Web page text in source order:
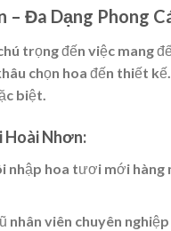
Đa Dạng Phong
trọng đến việc mang
chọn hoa đến thiết
biệt.
Hoài Nhơn:
nhập hoa tươi mới
nhân viên chuyên